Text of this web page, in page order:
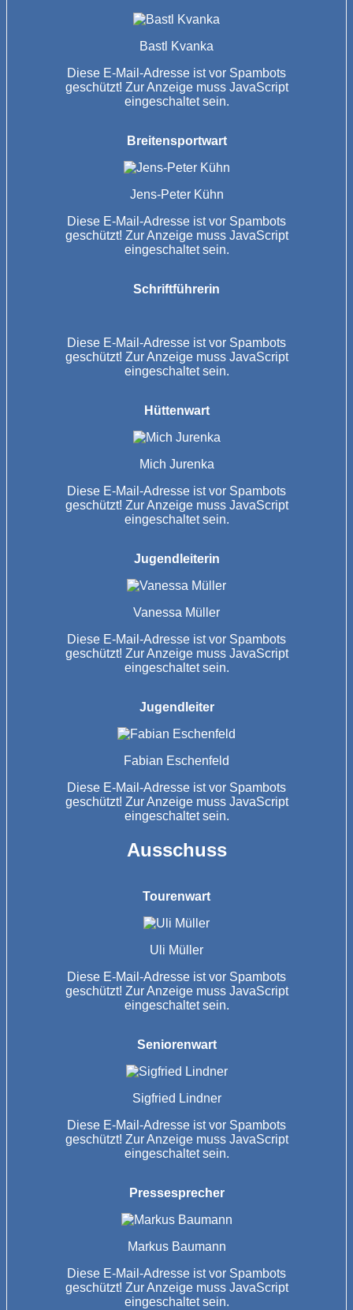
Bastl Kvanka
Diese E-Mail-Adresse ist vor Spambots
geschützt! Zur Anzeige muss JavaScript
eingeschaltet sein.
Breitensportwart
Jens-Peter Kühn
Diese E-Mail-Adresse ist vor Spambots
geschützt! Zur Anzeige muss JavaScript
eingeschaltet sein.
Schriftführerin
Diese E-Mail-Adresse ist vor Spambots
geschützt! Zur Anzeige muss JavaScript
eingeschaltet sein.
Hüttenwart
Mich Jurenka
Diese E-Mail-Adresse ist vor Spambots
geschützt! Zur Anzeige muss JavaScript
eingeschaltet sein.
Jugendleiterin
Vanessa Müller
Diese E-Mail-Adresse ist vor Spambots
geschützt! Zur Anzeige muss JavaScript
eingeschaltet sein.
Jugendleiter
Fabian Eschenfeld
Diese E-Mail-Adresse ist vor Spambots
geschützt! Zur Anzeige muss JavaScript
eingeschaltet sein.
Ausschuss
Tourenwart
Uli Müller
Diese E-Mail-Adresse ist vor Spambots
geschützt! Zur Anzeige muss JavaScript
eingeschaltet sein.
Seniorenwart
Sigfried Lindner
Diese E-Mail-Adresse ist vor Spambots
geschützt! Zur Anzeige muss JavaScript
eingeschaltet sein.
Pressesprecher
Markus Baumann
Diese E-Mail-Adresse ist vor Spambots
geschützt! Zur Anzeige muss JavaScript
eingeschaltet sein.